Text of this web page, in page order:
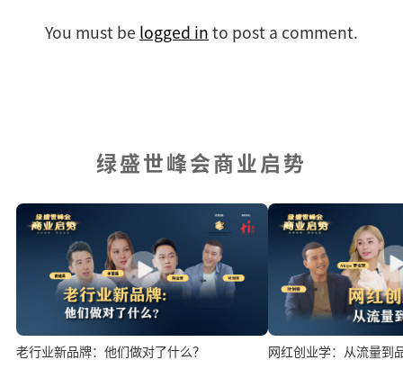
You must be logged in to post a comment.
绿盛世峰会商业启势
老行业新品牌：他们做对了什么？ 网红创业学：从流量到